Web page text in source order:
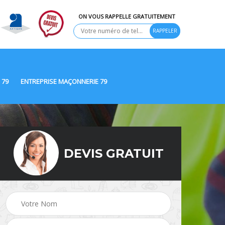
ON VOUS RAPPELLE GRATUITEMENT
79 ENTREPRISE MAÇONNERIE 79
Ravalement de façade Peinture Extérieure 79
DEVIS GRATUIT